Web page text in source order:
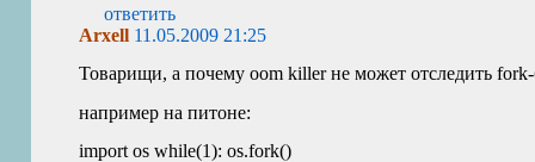
ответить
Arxell 11.05.2009 21:25
Товарищи, а почему oom killer не может отследить
например на питоне:
import os while(1): os.fork()